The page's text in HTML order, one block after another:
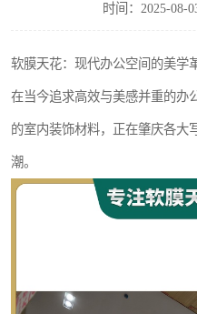
时间：2025-08-
软膜天花：现代办公空间的美学
在当今追求高效与美感并重的办
的室内装饰材料，正在肇庆各大
潮。